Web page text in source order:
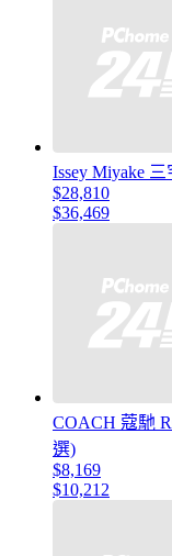
Issey Miyake
$28,810
$36,469
COACH 蔻馳
選)
$8,169
$10,212